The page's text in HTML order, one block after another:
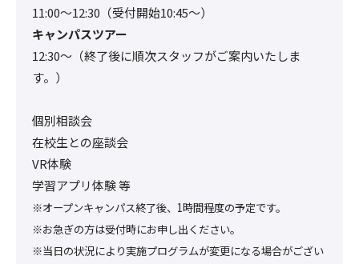
11:00〜12:30（受付開始10:45～）
キャンパスツアー
12:30〜（終了後に順次スタッフがご案内いたしま
す。）
個別相談会
在校生との座談会
VR体験
学習アプリ体験 等
※オープンキャンパス終了後、1時間程度の予定です。
※お急ぎの方は受付時にお申し出ください。
※当日の状況により実施プログラムが変更になる場合がござい